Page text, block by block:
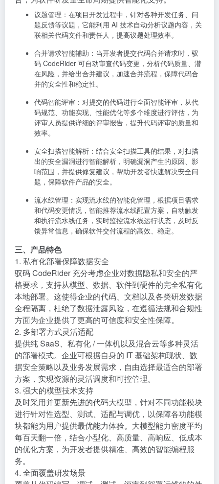
议题管理 ：在项目开发过程中，针对各种开发任务、问
题反馈等议题，它能利用 AI 技术自动分析议题内容，关
联相关代码文件和责任人，提高议题处理效率。
合并请求智能辅助 ：当开发者提交代码合并请求时，驭
码 CodeRider 可自动审查代码变更，分析代码质量、潜
在风险，并给出合并建议，加速合并流程，保障代码合
并的安全性和稳定性。
代码智能评审 ：对提交的代码进行全面智能评审，从代
码规范、功能实现、性能优化等多个维度进行评估，为
评审人员提供详细的评审报告，提升代码评审的质量和
效率。
安全扫描智能解析 ：结合安全扫描工具的结果，对扫描
出的安全漏洞进行智能解析，明确漏洞产生的原因、影
响范围，并提供修复建议，帮助开发者快速解决安全问
题，保障软件产品的安全。
流水线管理 ：实现流水线的智能化管理，根据项目需求
和代码变更情况，智能推荐流水线配置方案，自动触发
和执行流水线任务，实时监控流水线运行状态，及时反
馈异常信息，确保软件交付流程的高效、稳定。
三、产品特色
1. 私有化部署保障数据安全
驭码 CodeRider 充分考虑企业对数据隐私和安全的严
格要求，支持从模型、数据、软件到硬件的完全私有化
本地部署。这使得企业的代码、文档以及各类研发数据
全程隔离，杜绝了数据泄露风险，在遵循法规和合规性
方面为企业提供了更高的可信度和安全性保障。
2. 多部署方式灵活适配
提供纯 SaaS、私有化 / 一体机以及混合云等多种灵活
的部署模式。企业可根据自身的 IT 基础架构现状、数
据安全策略以及业务发展需求，自由选择最适合的部署
方案，实现资源的灵活调度和可控管理。
3. 强大的模型技术支持
及时采用并更新先进的代码大模型，针对不同功能模块
进行针对性选型、测试、适配与调优，以保障各功能模
块都能为用户提供最优能力体验。大模型能力密度平均
每百天翻一倍，结合小型化、高质量、高响应、低成本
的优化方案，为开发者提供精准、高效的智能编程服
务。
4. 全面覆盖研发场景